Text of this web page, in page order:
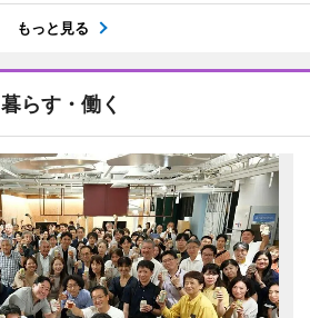
もっと見る
暮らす・働く